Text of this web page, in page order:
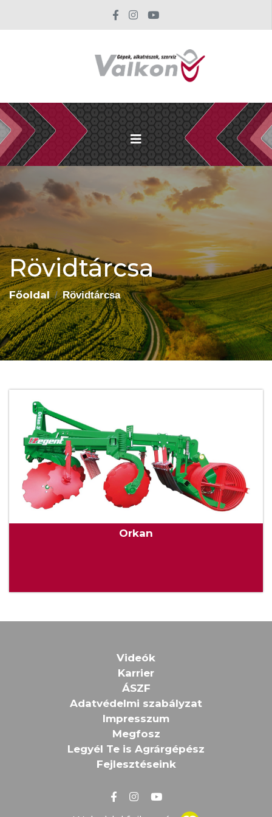
Rövidtárcsa
Főoldal Rövidtárcsa
Orkan
Videók
Karrier
ÁSZF
Adatvédelmi szabályzat
Impresszum
Megfosz
Legyél Te is Agrárgépész
Fejlesztéseink